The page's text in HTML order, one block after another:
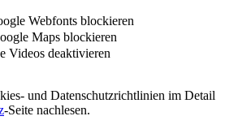
Webfonts blockieren
Maps blockieren
Videos deaktivieren
und Datenschutzrichtlinien im Detail
-Seite nachlesen.